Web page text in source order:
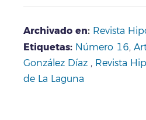
Archivado en: Revista
Etiquetas: Número 16,
González Díaz , Revista
de La Laguna